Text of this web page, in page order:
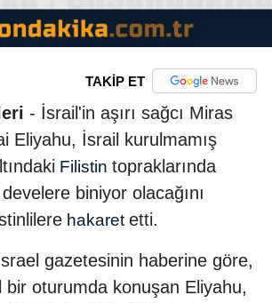
TAKİP ET
- İsrail'in aşırı sağcı Miras
Eliyahu, İsrail kurulmamış
Filistin topraklarında
biniyor olacağını
hakaret etti.
gazetesinin haberine göre,
bir oturumda konuşan Eliyahu,